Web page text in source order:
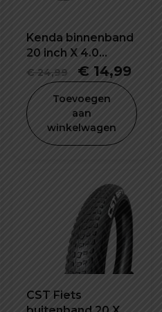
Kenda binnenband
20 inch X 4.0
K1188E
€24,99
was:
€ 24,99.
€ 14,99
prijs
is:
€
Toevoegen
aan
winkelwagen
CST Fiets